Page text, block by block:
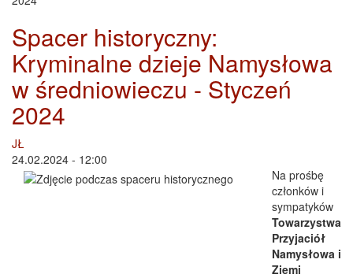
Spacer historyczny:
Kryminalne dzieje Namysłowa
w średniowieczu - Styczeń
2024
JŁ
24.02.2024 - 12:00
Na prośbę
członków i
sympatyków
Towarzystwa
Przyjaciół
Namysłowa i
Ziemi